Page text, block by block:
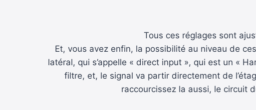
Tous ces réglages sont
Et, vous avez enfin, la possibilité au niveau de
latéral, qui s’appelle « direct input », qui est un «
filtre, et, le signal va partir directement de
raccourcissez la aussi, le circuit